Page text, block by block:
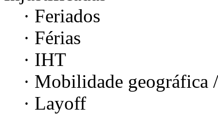
· Feriados
· Férias
· IHT
· Mobilidade geográfica /
· Layoff